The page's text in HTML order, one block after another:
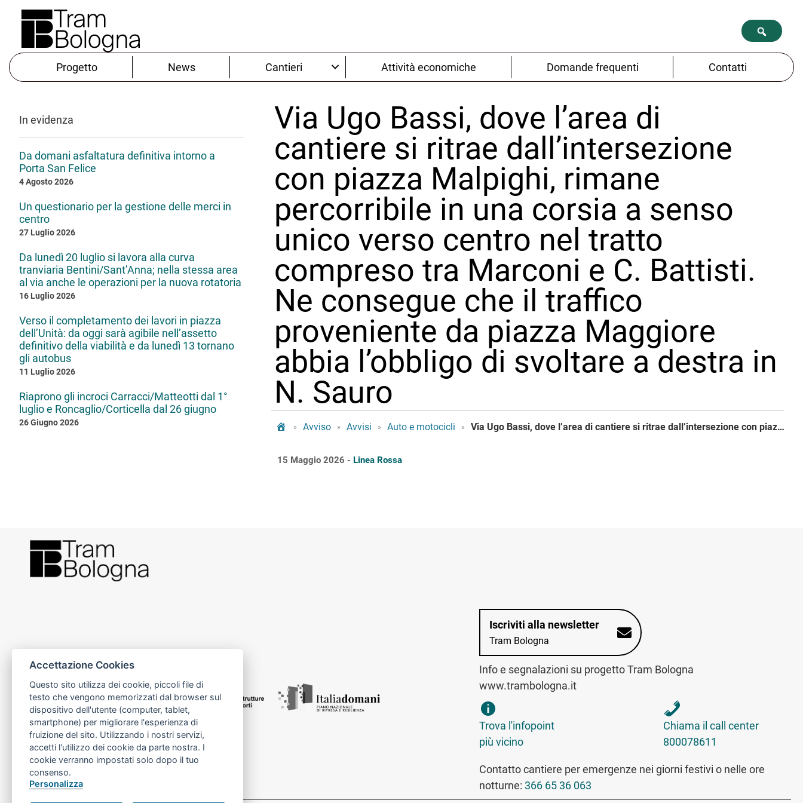
Progetto News Cantieri Attività economiche Domande frequenti Contatti
In evidenza
Da domani asfaltatura definitiva intorno a
Porta San Felice
4 Agosto 2026
Un questionario per la gestione delle merci in
centro
27 Luglio 2026
Da lunedì 20 luglio si lavora alla curva
tranviaria Bentini/Sant’Anna; nella stessa area
al via anche le operazioni per la nuova rotatoria
16 Luglio 2026
Verso il completamento dei lavori in piazza
dell’Unità: da oggi sarà agibile nell’assetto
definitivo della viabilità e da lunedì 13 tornano
gli autobus
11 Luglio 2026
Riaprono gli incroci Carracci/Matteotti dal 1°
luglio e Roncaglio/Corticella dal 26 giugno
26 Giugno 2026
Via Ugo Bassi, dove l’area di
cantiere si ritrae dall’intersezione
con piazza Malpighi, rimane
percorribile in una corsia a senso
unico verso centro nel tratto
compreso tra Marconi e C. Battisti.
Ne consegue che il traffico
proveniente da piazza Maggiore
abbia l’obbligo di svoltare a destra in
N. Sauro
Tram Bologna
» Avviso » Avvisi » Auto e motocicli » Via Ugo Bassi, dove l’area di cantiere si ritrae dall’intersezione con piazza Malpighi, rimane percorribile in una corsia a senso unico verso centro nel tratto compreso tra Marconi e C. Battisti. Ne consegue che il traffico proveniente da piazza Maggiore abbia l’obbligo di svoltare a destra in N. Sauro
15 Maggio 2026 - Linea Rossa
Iscriviti alla newsletter
Tram Bologna
Info e segnalazioni su progetto Tram Bologna
www.trambologna.it
trova infopoint sulla mappa interattiva
Trova l'infopoint
più vicino
telefona al call center
Chiama il call center
800078611
Contatto cantiere per emergenze nei giorni festivi o nelle ore
notturne: 366 65 36 063
Accettazione Cookies
Questo sito utilizza dei cookie, piccoli file di
testo che vengono memorizzati dal browser sul
dispositivo dell'utente (computer, tablet,
smartphone) per migliorare l'esperienza di
fruizione del sito. Utilizzando i nostri servizi,
accetti l'utilizzo dei cookie da parte nostra. I
cookie verranno impostati solo dopo il tuo
consenso.
Personalizza